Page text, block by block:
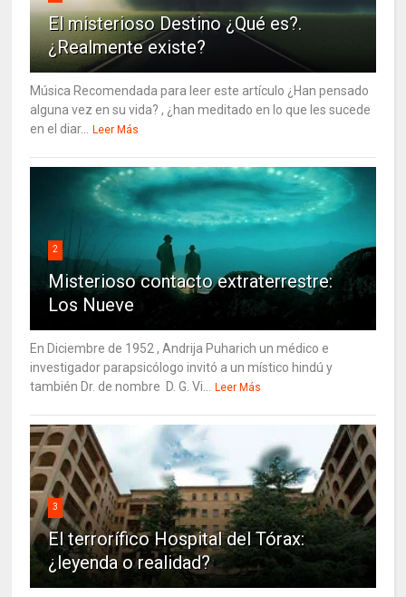
El misterioso Destino ¿Qué es?.
¿Realmente existe?
Música Recomendada para leer este artículo ¿Han pensado
alguna vez en su vida? , ¿han meditado en lo que les sucede
en el diar...
Leer Más
2
Misterioso contacto extraterrestre:
Los Nueve
En Diciembre de 1952 , Andrija Puharich un médico e
investigador parapsicólogo invitó a un místico hindú y
también Dr. de nombre D. G. Vi...
Leer Más
3
El terrorífico Hospital del Tórax:
¿leyenda o realidad?